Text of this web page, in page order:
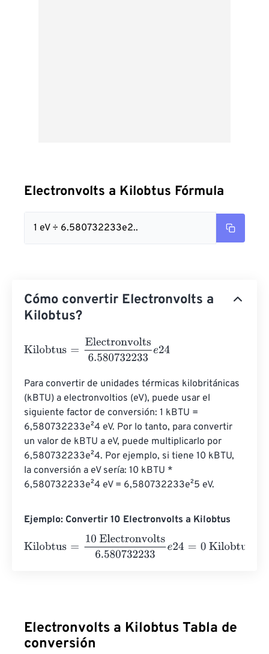
Electronvolts a Kilobtus Fórmula
1 eV ÷ 6.580732233e2..
Cómo convertir Electronvolts a
Kilobtus?
Kilobtus Electronvolts6.580732233
Para convertir de unidades térmicas kilobritánicas
(kBTU) a electronvoltios (eV), puede usar el
siguiente factor de conversión: 1 kBTU =
6,580732233e²4 eV. Por lo tanto, para convertir
un valor de kBTU a eV, puede multiplicarlo por
6,580732233e²4. Por ejemplo, si tiene 10 kBTU,
la conversión a eV sería: 10 kBTU *
6,580732233e²4 eV = 6,580732233e²5 eV.
Ejemplo: Convertir 10 Electronvolts a Kilobtus
Kilobtus
10 Electronvolts6.580732233 24=0 Kilobtus
Electronvolts a Kilobtus Tabla de
conversión